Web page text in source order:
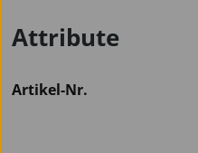
Attribute
Artikel-Nr.